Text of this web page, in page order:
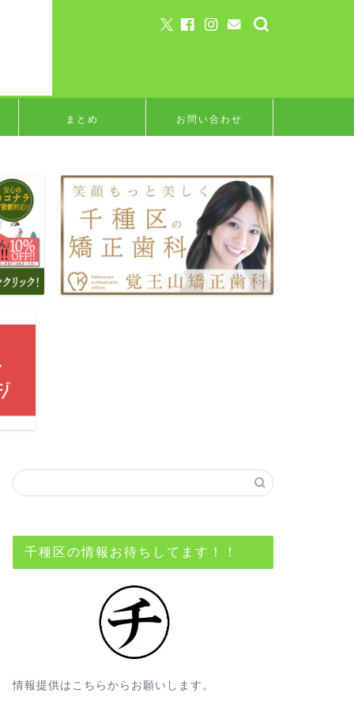
まとめ お問い合わせ
千種区の情報お待ちしてます！！
情報提供はこちらからお願いします。